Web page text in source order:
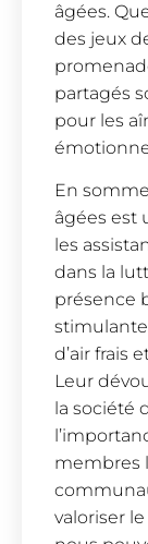
âgées.
des jeux
partagés
pour les
En
âgées est
les
dans la
présence
d’air frais
Leur
la société
membres
valoriser